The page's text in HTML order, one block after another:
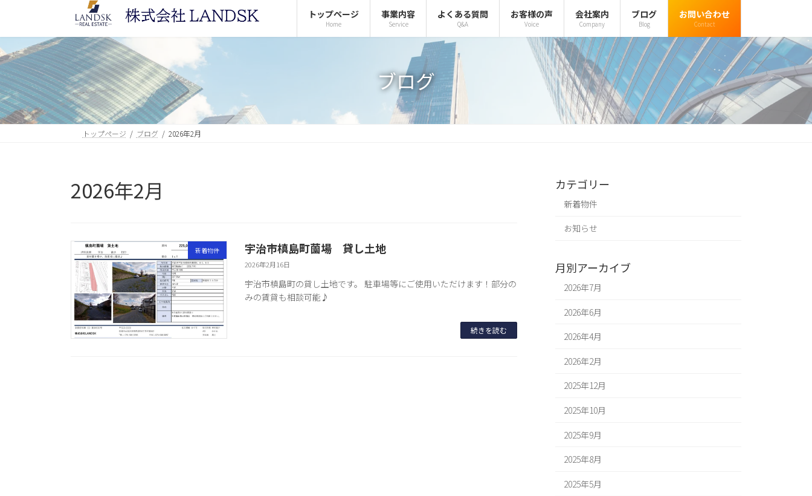
テ
ン
ツ
へ
ス
キ
ッ
ゲ
ー
シ
ョ
ン
に
移
トップページ
Home
事業内容
Service
よくある質問
Q&A
お客様の声
Voice
会社案内
Company
ブログ
Blog
お問い合わせ
Contact
ブログ
トップページ ブログ 2026年2月
2026年2月
新着物件 宇治市槙島町薗場 貸し土地
2026年2月16日
宇治市槙島町の貸し土地です。 駐車場等にご使用いただけます！部分の
みの賃貸も相談可能♪
続きを読む
カテゴリー
新着物件
お知らせ
月別アーカイブ
2026年7月
2026年6月
2026年4月
2026年2月
2025年12月
2025年10月
2025年9月
2025年8月
2025年5月